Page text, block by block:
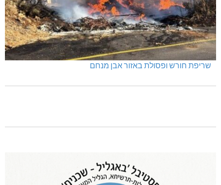
שריפת חורש ופסולת באזור אבן מנחם